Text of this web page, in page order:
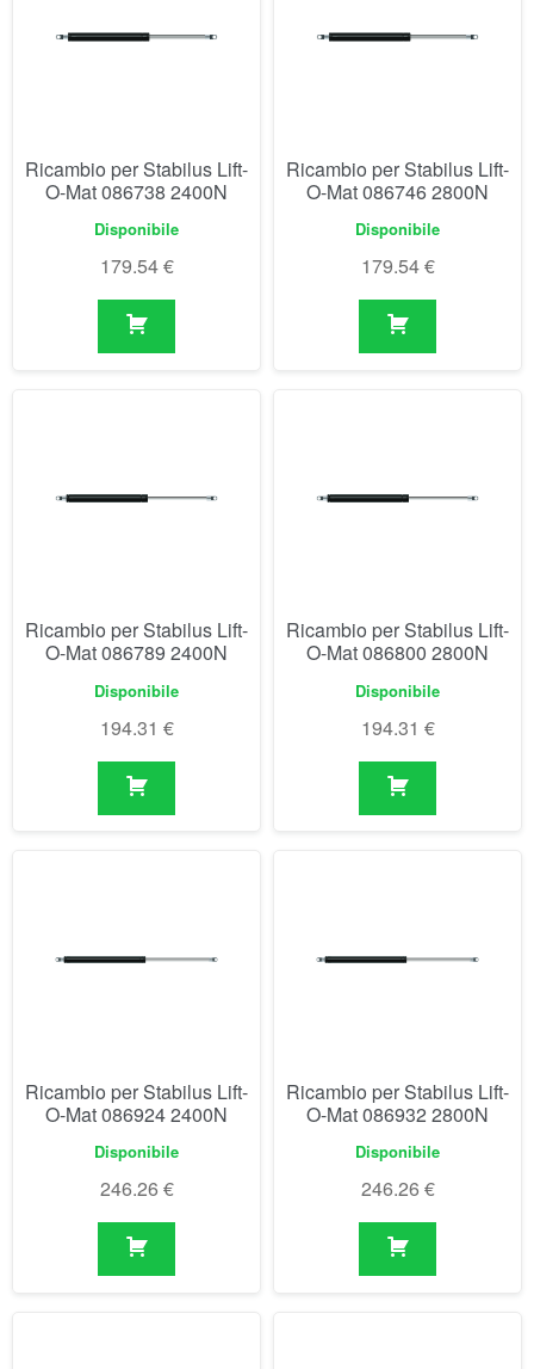
Ricambio per Stabilus Lift-
O-Mat 086738 2400N
Disponibile
179.54€
Ricambio per Stabilus Lift-
O-Mat 086746 2800N
Disponibile
179.54€
Ricambio per Stabilus Lift-
O-Mat 086789 2400N
Disponibile
194.31 €
Ricambio per Stabilus Lift-
O-Mat 086800 2800N
Disponibile
194.31 €
Ricambio per Stabilus Lift-
O-Mat 086924 2400N
Disponibile
246.26 €
Ricambio per Stabilus Lift-
O-Mat 086932 2800N
Disponibile
246.26 €